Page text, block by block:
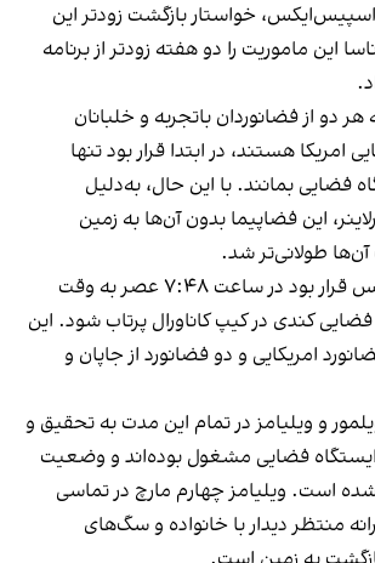
خواستار بازگشت زودتر این
این ماموریت را دو هفته زودتر از برنامه
هر دو از فضانوردان باتجربه و خلبانان
امریکا هستند، در ابتدا قرار بود تنها
فضایی بمانند. با این حال، به‌دلیل
این فضاپیما بدون آن‌ها به زمین
طولانی‌تر شد.
موشک اسپیس‌ایکس قرار بود در ساعت ۷:۴۸ عصر به وقت
فضایی کندی در کیپ کاناورال پرتاب شود. این
امریکایی و دو فضانورد از جاپان و
و ویلیامز در تمام این مدت به تحقیق و
ایستگاه فضایی مشغول بوده‌اند و وضعیت
است. ویلیامز چهارم مارچ در تماسی
منتظر دیدار با خانواده و سگ‌های